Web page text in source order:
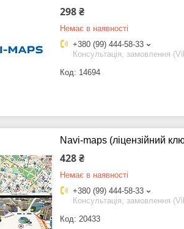
298 ₴
Немає в наявності
+380 (99) 444-58-33
Консультація, замовлення
14694
Navi-maps (ліцензійний
428 ₴
Немає в наявності
+380 (99) 444-58-33
Консультація, замовлення
20433